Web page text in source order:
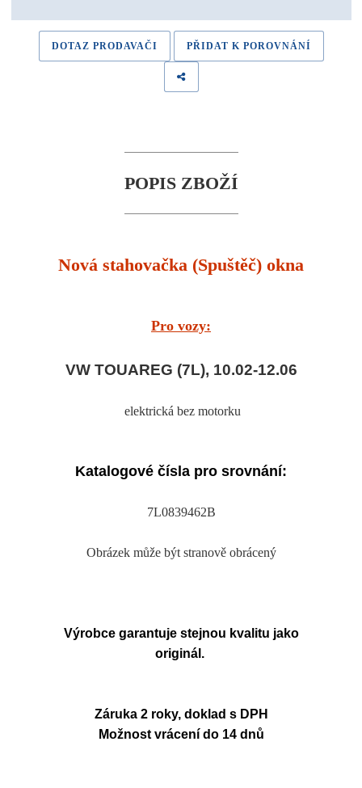
DOTAZ PRODAVAČI PŘIDAT K POROVNÁNÍ
POPIS ZBOŽÍ
Nová stahovačka (Spuštěč) okna
Pro vozy:
VW TOUAREG (7L), 10.02-12.06
elektrická bez motorku
Katalogové čísla pro srovnání:
7L0839462B
Obrázek může být stranově obrácený
Výrobce garantuje stejnou kvalitu jako
originál.
Záruka 2 roky, doklad s DPH
Možnost vrácení do 14 dnů